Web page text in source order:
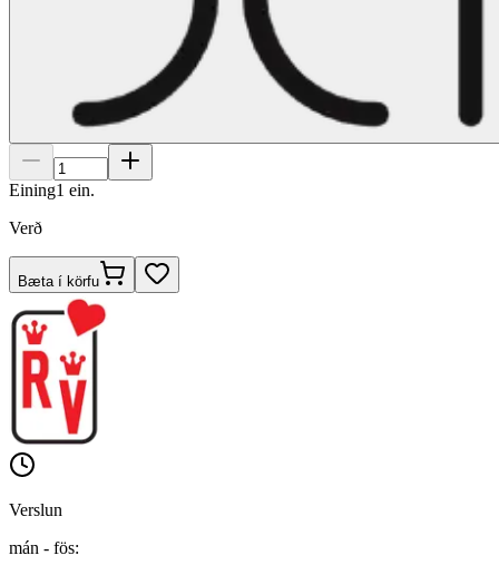
Eining1 ein.
Verð
Bæta í körfu
Verslun
mán - fös: